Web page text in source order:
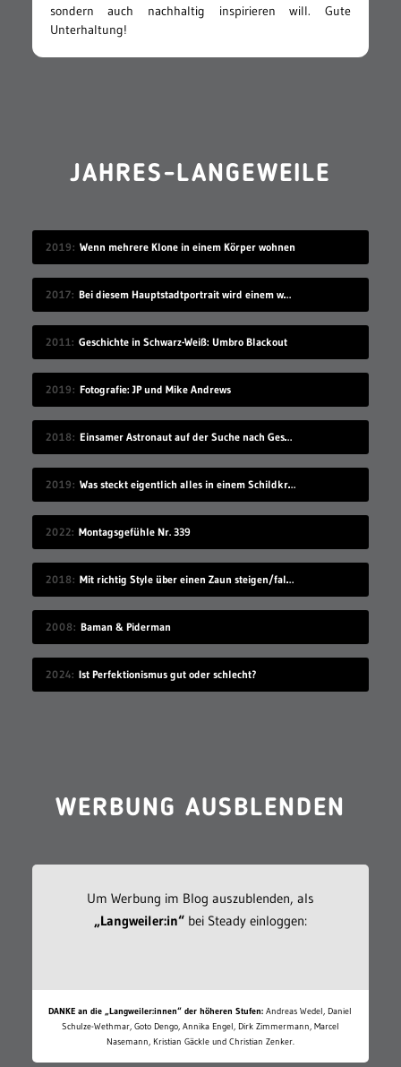
sondern auch nachhaltig inspirieren will. Gute
Unterhaltung!
JAHRES-LANGEWEILE
2019 Wenn mehrere Klone in einem Körper wohnen
2017 Bei diesem Hauptstadtportrait wird einem warm ums Herz
2011 Geschichte in Schwarz-Weiß: Umbro Blackout
2019 Fotografie: JP und Mike Andrews
2018 Einsamer Astronaut auf der Suche nach Gesellschaft
2019 Was steckt eigentlich alles in einem Schildkrötenpanzer?
2022 Montagsgefühle Nr. 339
2018 Mit richtig Style über einen Zaun steigen/fallen
2008 Baman & Piderman
2024 Ist Perfektionismus gut oder schlecht?
WERBUNG AUSBLENDEN
Um Werbung im Blog auszublenden, als
„Langweiler:in“bei Steady einloggen:
DANKE an die „Langweiler:innen“ der höheren Stufen: Andreas Wedel, Daniel
Schulze-Wethmar, Goto Dengo, Annika Engel, Dirk Zimmermann, Marcel
Nasemann, Kristian Gäckle und Christian Zenker.